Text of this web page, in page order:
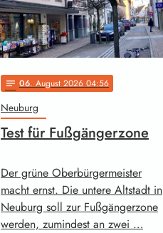
notes 06. August 2026 04:56
Neuburg
Test für Fußgängerzone
Der grüne Oberbürgermeister
macht ernst. Die untere Altstadt in
Neuburg soll zur Fußgängerzone
werden, zumindest an zwei …